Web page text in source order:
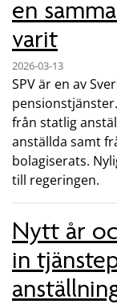
en
varit
2026-03-13
SPV är en av
från statlig
anställda samt
bolagiserats.
till regeringen.
Nytt år
in